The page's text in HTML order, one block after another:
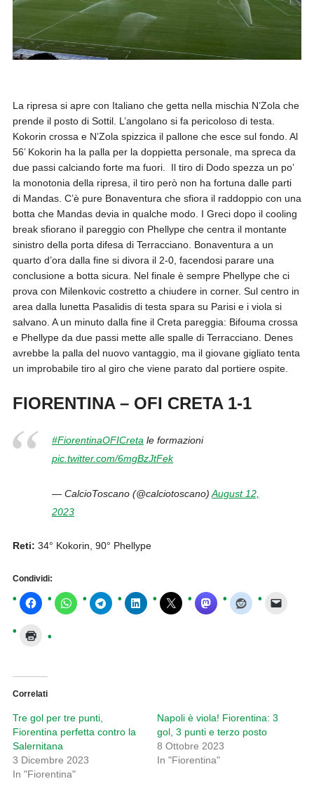
La ripresa si apre con Italiano che getta nella mischia N’Zola che
prende il posto di Sottil. L’angolano si fa pericoloso di testa.
Kokorin crossa e N’Zola spizzica il pallone che esce sul fondo. Al
56’ Kokorin ha la palla per la doppietta personale, ma spreca da
due passi calciando forte ma fuori. Il tiro di Dodo spezza un po’
la monotonia della ripresa, il tiro però non ha fortuna dalle parti
di Mandas. C’è pure Bonaventura che sfiora il raddoppio con una
botta che Mandas devia in qualche modo. I Greci dopo il cooling
break sfiorano il pareggio con Phellype che centra il montante
sinistro della porta difesa di Terracciano. Bonaventura a un
quarto d’ora dalla fine si divora il 2-0, facendosi parare una
conclusione a botta sicura. Nel finale è sempre Phellype che ci
prova con Milenkovic costretto a chiudere in corner. Sul centro in
area dalla lunetta Pasalidis di testa spara su Parisi e i viola si
salvano. A un minuto dalla fine il Creta pareggia: Bifouma crossa
e Phellype da due passi mette alle spalle di Terracciano. Denes
avrebbe la palla del nuovo vantaggio, ma il giovane gigliato tenta
un improbabile tiro al giro che viene parato dal portiere ospite.
FIORENTINA – OFI CRETA 1-1
#FiorentinaOFICretale formazioni
pic.twitter.com/6mgBzJtFek
— CalcioToscano (@calciotoscano)August 12,
2023
Reti: 34° Kokorin, 90° Phellype
Condividi:
Correlati
Tre gol per tre punti,
Fiorentina perfetta contro la
Salernitana
3 Dicembre 2023
In "Fiorentina"
Napoli è viola! Fiorentina: 3
gol, 3 punti e terzo posto
8 Ottobre 2023
In "Fiorentina"